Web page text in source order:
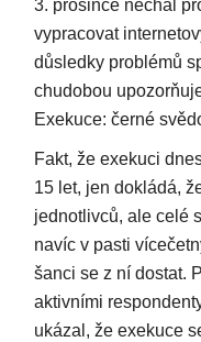
3. prosince nechal
vypracovat
důsledky problémů
chudobou
Exekuce: černé
Fakt, že exekuci
15 let, jen dokládá,
jednotlivců, ale celé
navíc v pasti
šanci se z ní dostat.
aktivními
ukázal, že exekuce